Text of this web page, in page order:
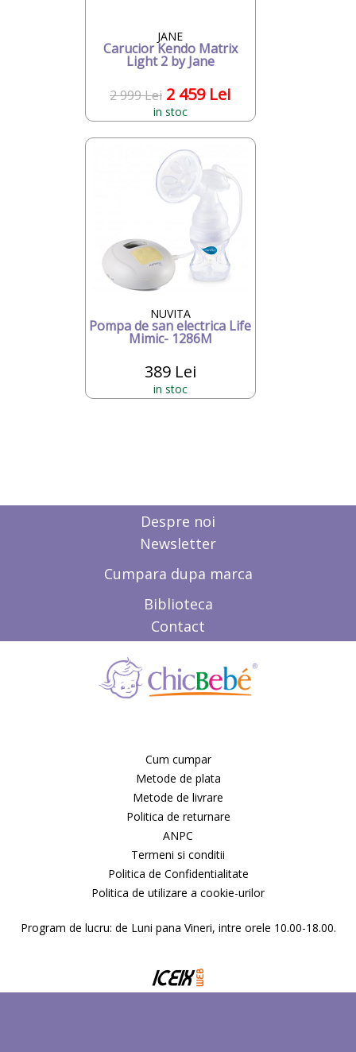
JANE
Carucior Kendo Matrix
Light 2 by Jane
2 999 Lei 2 459 Lei
in stoc
NUVITA
Pompa de san electrica Life
Mimic- 1286M
389 Lei
in stoc
Despre noi
Newsletter
Cumpara dupa marca
Biblioteca
Contact
Cum cumpar
Metode de plata
Metode de livrare
Politica de returnare
ANPC
Termeni si conditii
Politica de Confidentialitate
Politica de utilizare a cookie-urilor
Program de lucru: de Luni pana Vineri, intre orele 10.00-18.00.